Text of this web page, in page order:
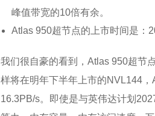
峰值带宽的10倍有余。
Atlas 950超节点的上市时间是：
我们很自豪的看到，Atlas 950超节
样将在明年下半年上市的NVL144
16.3PB/s。即使是与英伟达计划